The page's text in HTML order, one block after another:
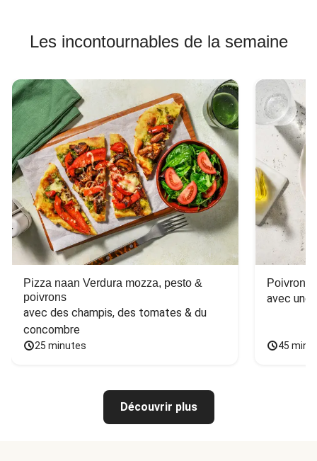
Les incontournables de la semaine
Pizza naan Verdura mozza, pesto &
poivrons
avec des champis, des tomates & du
concombre
25 minutes
Poivron
avec une
45
Découvrir plus